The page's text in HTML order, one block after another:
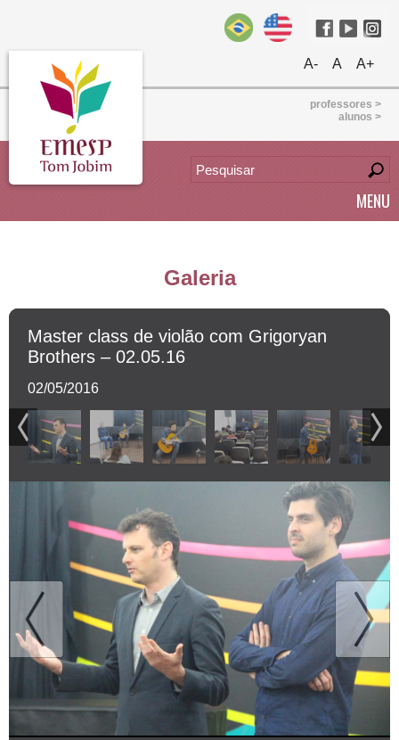
A- A A+
professores >
alunos >
MENU
Galeria
Master class de violão com Grigoryan
Brothers – 02.05.16
02/05/2016